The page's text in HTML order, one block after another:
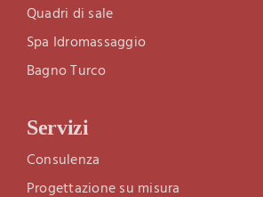
Quadri di sale
Spa Idromassaggio
Bagno Turco
Servizi
Consulenza
Progettazione su misura